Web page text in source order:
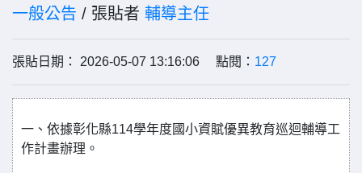
一般公告 / 張貼者 輔導主任
張貼日期： 2026-05-07 13:16:06 點閱： 127
一、依據彰化縣114學年度國小資賦優異教育巡迴輔導工
作計畫辦理。